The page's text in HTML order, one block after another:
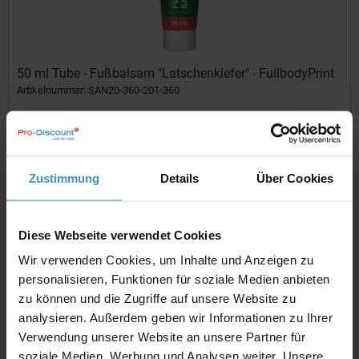
Zustimmung Details Über Cookies
Diese Webseite verwendet Cookies
Wir verwenden Cookies, um Inhalte und Anzeigen zu
personalisieren, Funktionen für soziale Medien anbieten
zu können und die Zugriffe auf unsere Website zu
analysieren. Außerdem geben wir Informationen zu Ihrer
Verwendung unserer Website an unsere Partner für
soziale Medien, Werbung und Analysen weiter. Unsere
50 ml Tube - Fußbalsam "Latschenkiefer" - FullbodyPrint
Artikelnummer: SAN20-360-201-360
Fußbalsam Latschenkiefer, 50 ml Tube (weiß) mit Klappdeckel.
Schwerelose Beine durch den "Eiswürfel-Effekt": Die Kombination
in der Fußpflege seit Generationen bewährt. •...
ab 1,69 €